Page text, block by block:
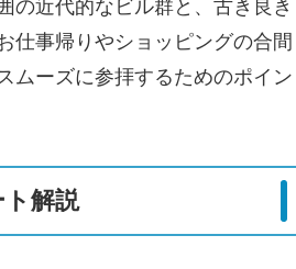
の近代的なビル群と、古き良き
仕事帰りやショッピングの合間
ムーズに参拝するためのポイン
解説